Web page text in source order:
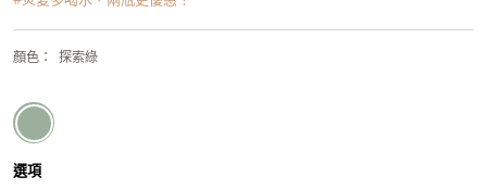
顏色 ： 探索綠
選項